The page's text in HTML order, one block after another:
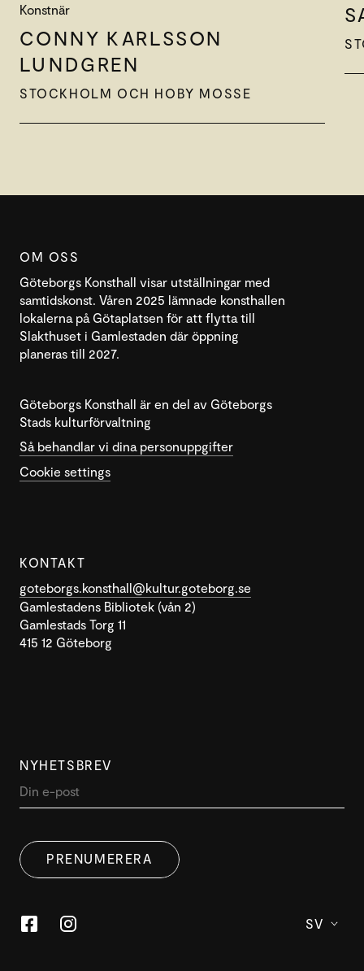
Konstnär
CONNY KARLSSON
LUNDGREN
STOCKHOLM OCH HOBY MOSSE
OM OSS
Göteborgs Konsthall visar utställningar med
samtidskonst. Våren 2025 lämnade konsthallen
lokalerna på Götaplatsen för att flytta till
Slakthuset i Gamlestaden där öppning
planeras till 2027.
Göteborgs Konsthall är en del av Göteborgs
Stads kulturförvaltning
Så behandlar vi dina personuppgifter
Cookie settings
KONTAKT
goteborgs.konsthall@kultur.goteborg.se
Gamlestadens Bibliotek (vån 2)
Gamlestads Torg 11
415 12 Göteborg
NYHETSBREV
PRENUMERERA
SV
COOKIES
webbplats samtycker du till alla cookies i enlighet med
vår cookiepolicy.